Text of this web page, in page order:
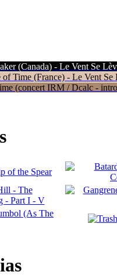
(Canada) - Le Vent Se
Time (France) - Le Vent Se
(concert IRM / Dcalc -